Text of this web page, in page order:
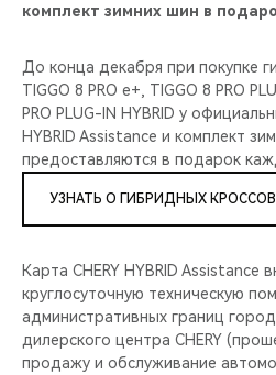
комплект зимних шин в
До конца декабря при покупке
TIGGO 8 PRO e+, TIGGO 8 PRO
PRO PLUG-IN HYBRID у
HYBRID Assistance и комплект
предоставляются в подарок
УЗНАТЬ О ГИБРИДНЫХ
Карта CHERY HYBRID Assistance
круглосуточную техническую
административных границ
дилерского центра CHERY
продажу и обслуживание